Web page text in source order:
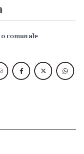
comunale